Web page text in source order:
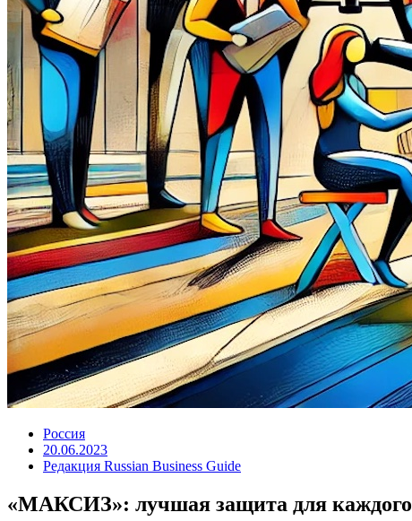
Россия
20.06.2023
Редакция Russian Business Guide
«МАКСИЗ»: лучшая защита для каждого